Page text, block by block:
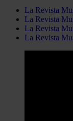
La Revista
La Revista
La Revista
La Revista